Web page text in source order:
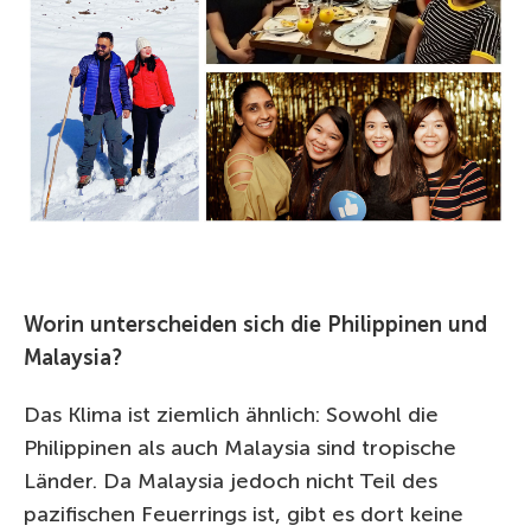
Worin unterscheiden sich die Philippinen und
Malaysia?
Das Klima ist ziemlich ähnlich: Sowohl die
Philippinen als auch Malaysia sind tropische
Länder. Da Malaysia jedoch nicht Teil des
pazifischen Feuerrings ist, gibt es dort keine